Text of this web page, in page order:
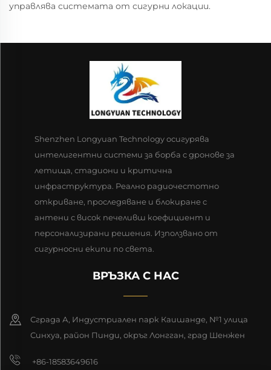
управлява системата от сигурни локации.
Shenzhen Longyuan Technology осигурява
интелигентни системи за борба с дронове за
летища, стадиони и критична
инфраструктура. Реално радиочестотно
откриване, проследяване и блокиране с
антени с висок печеливш коефициент и
персонализирани решения. Използвано от
сигурносни екипи по света.
ВРЪЗКА С НАС
Сграда А, Индустриален парк Каишанде, №1 улица
Синхуа, район Пинди, окръг Лонгган, град Шенжен
+86-18583649616